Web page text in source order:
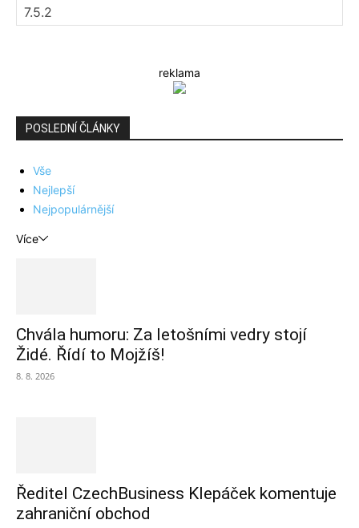
reklama
POSLEDNÍ ČLÁNKY
Vše
Nejlepší
Nejpopulárnější
Více
Chvála humoru: Za letošními vedry stojí
Židé. Řídí to Mojžíš!
8. 8. 2026
Ředitel CzechBusiness Klepáček komentuje
zahraniční obchod